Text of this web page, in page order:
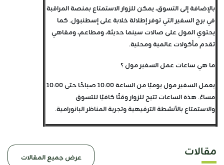
بالإضافة إلى التسوق، يمكن للزوار الاستمتاع بمنصة المراقبة
في برج السفير التي توفر إطلالة خلابة على إسطنبول. كما
يحتوي المول على صالات سينما حديثة، ومطاعم، ومقاهي
تقدم مأكولات عالمية ومحلية.
ما هي ساعات عمل السفير مول ؟
يعمل السفير مول يوميًا من الساعة 10:00 صباحًا حتى 10:00
مساءً. هذه الساعات تتيح للزوار وقتًا كافيًا للتسوق
والاستمتاع بالأنشطة الترفيهية وتجربة المناظر البانورامية.
مقالات عرض جميع المقالات